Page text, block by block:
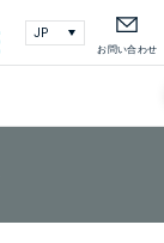
お問い合わせ